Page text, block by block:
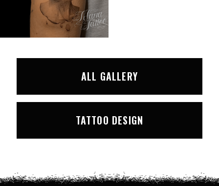
ALL GALLERY
TATTOO DESIGN